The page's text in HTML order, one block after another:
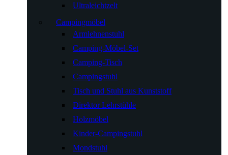
Ultraleichtzelt
Campingmöbel
Armlehnenstuhl
Camping-Möbel-Set
Camping-Tisch
Campingstuhl
Tisch und Stuhl aus Kunststoff
Direktor Lehrstühle
Holzmöbel
Kinder-Campingstuhl
Mondstuhl